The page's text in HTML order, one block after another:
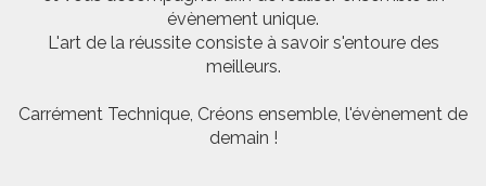
évènement unique.
L'art de la réussite consiste à savoir s'entoure des
meilleurs.
Carrément Technique, Créons ensemble, l'évènement de
demain !